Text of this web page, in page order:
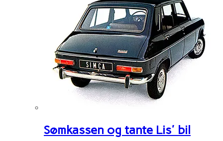
Sømkassen og tante Lis' bil